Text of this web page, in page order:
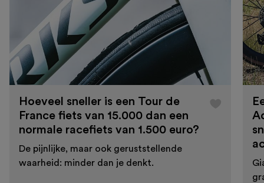
Hoeveel sneller is een Tour de
France fiets van 15.000 dan een
normale racefiets van 1.500 euro?
De pijnlijke, maar ook geruststellende
waarheid: minder dan je denkt.